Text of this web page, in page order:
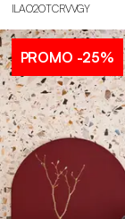
ILAO2OTCRVVGY
PROMO -25%